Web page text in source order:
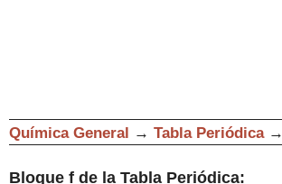
Química General → Tabla Periódica→
Bloque f de la Tabla Periódica: